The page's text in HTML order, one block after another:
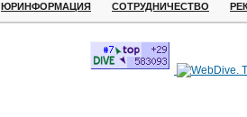
ЮРИНФОРМАЦИЯ СОТРУДНИЧЕСТВО